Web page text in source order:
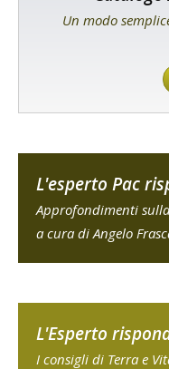
Un modo
L'esperto Pac
Approfondimenti
a cura di Angelo
L'Esperto
I consigli di Terra e